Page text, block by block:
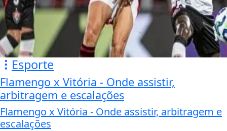
Esporte
Flamengo x Vitória - Onde assistir,
arbitragem e escalações
Flamengo x Vitória - Onde assistir, arbitragem e
escalações